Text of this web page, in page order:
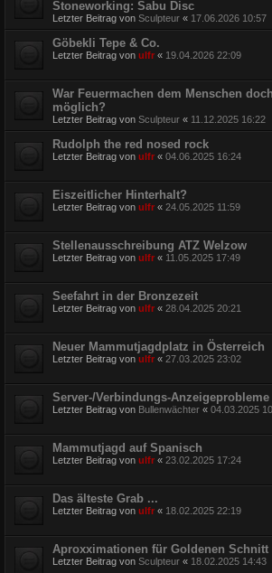
Stoneworking: Sabu Disc
Letzter Beitrag von Sculpteur « 17.06.2026 10:57
Göbekli Tepe & Co.
Letzter Beitrag von ulfr « 19.04.2026 22:09
War Feuermachen dem Menschen
möglich?
Letzter Beitrag von Sculpteur « 11.12.2025 16:22
Rudolph the red nosed rock
Letzter Beitrag von ulfr « 04.06.2025 16:24
Eiszeitlicher Hinterhalt?
Letzter Beitrag von ulfr « 24.05.2025 11:59
Stellenausschreibung ATZ Welzow
Letzter Beitrag von ulfr « 11.05.2025 17:49
Seefahrt in der Bronzezeit
Letzter Beitrag von ulfr « 28.04.2025 20:21
Neuer Mammutjagdplatz in Österreich
Letzter Beitrag von ulfr « 27.03.2025 23:02
Server-/Verbindungs-Anzeigeprobleme
Letzter Beitrag von Bullenwächter « 04.03.2025
Mammutjagd auf Spanisch
Letzter Beitrag von ulfr « 23.02.2025 17:24
Das älteste Grab ...
Letzter Beitrag von ulfr « 18.02.2025 22:19
Aproxximationen für Goldenen
Letzter Beitrag von Sculpteur « 18.02.2025 14:43